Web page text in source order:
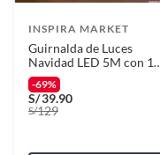
Largo del cable
INSPIRA MARKET
Guirnalda de Luces
Navidad LED 5M con 10
focos Multicolores
-69%
S/39.90
S/129